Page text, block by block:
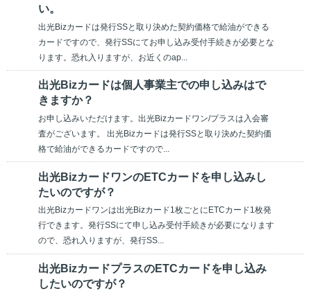
い。
出光Bizカードは発行SSと取り決めた契約価格で給油ができる
カードですので、発行SSにてお申し込み受付手続きが必要とな
ります。恐れ入りますが、お近くのap...
出光Bizカードは個人事業主での申し込みはで
きますか？
お申し込みいただけます。出光Bizカードワン/プラスは入会審
査がございます。 出光Bizカードは発行SSと取り決めた契約価
格で給油ができるカードですので...
出光BizカードワンのETCカードを申し込みし
たいのですが？
出光Bizカードワンは出光Bizカード1枚ごとにETCカード1枚発
行できます。発行SSにて申し込み受付手続きが必要になります
ので、恐れ入りますが、発行SS...
出光BizカードプラスのETCカードを申し込み
したいのですが？